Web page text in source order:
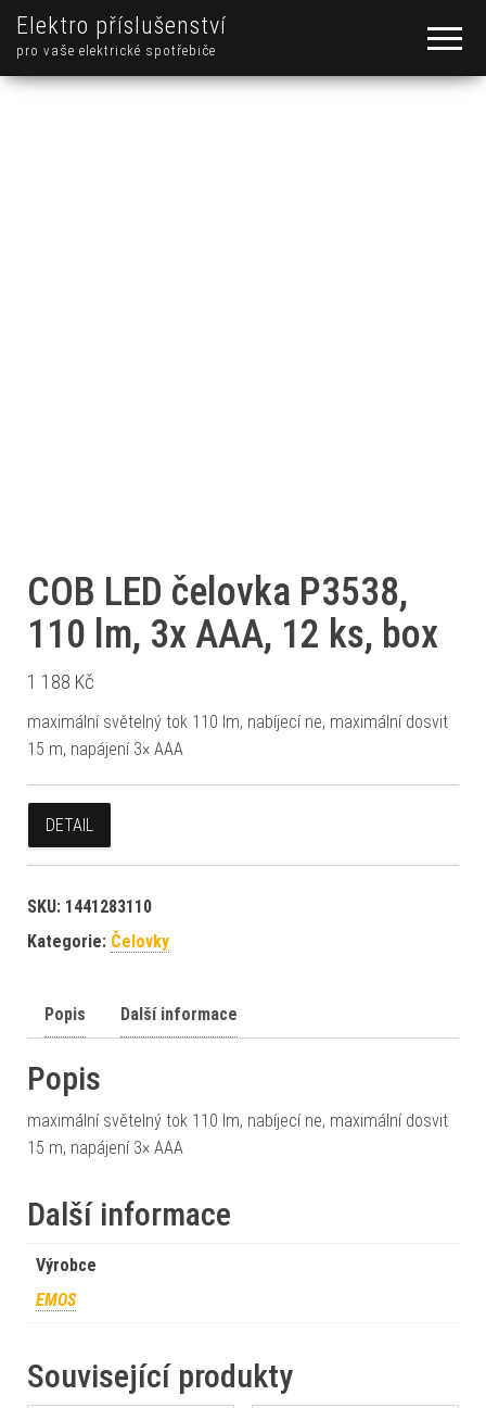
Elektro příslušenství
pro vaše elektrické spotřebiče
COB LED čelovka P3538,
110 lm, 3x AAA, 12 ks, box
1 188 Kč
maximální světelný tok 110 lm, nabíjecí ne, maximální dosvit
15 m, napájení 3× AAA
DETAIL
SKU: 1441283110
Kategorie: Čelovky
Popis Další informace
Popis
maximální světelný tok 110 lm, nabíjecí ne, maximální dosvit
15 m, napájení 3× AAA
Další informace
Výrobce
EMOS
Související produkty